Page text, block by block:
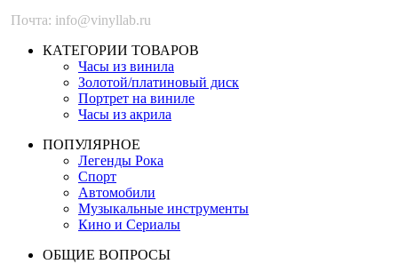
Почта: info@vinyllab.ru
КАТЕГОРИИ ТОВАРОВ
Часы из винила
Золотой/платиновый диск
Портрет на виниле
Часы из акрила
ПОПУЛЯРНОЕ
Легенды Рока
Спорт
Автомобили
Музыкальные инструменты
Кино и Сериалы
ОБЩИЕ ВОПРОСЫ